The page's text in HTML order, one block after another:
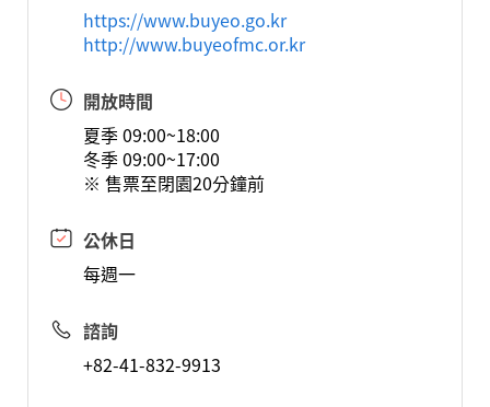
https://www.buyeo.go.kr
http://www.buyeofmc.or.kr
開放時間
夏季 09:00~18:00
冬季 09:00~17:00
※ 售票至閉園20分鐘前
公休日
每週一
諮詢
+82-41-832-9913